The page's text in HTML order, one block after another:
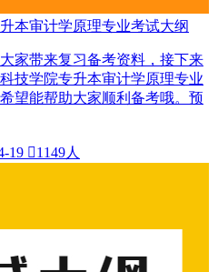
本审计学原理专业考试大纲
家带来复习备考资料，接下来
技学院专升本审计学原理专业
望能帮助大家顺利备考哦。预
19 1149人